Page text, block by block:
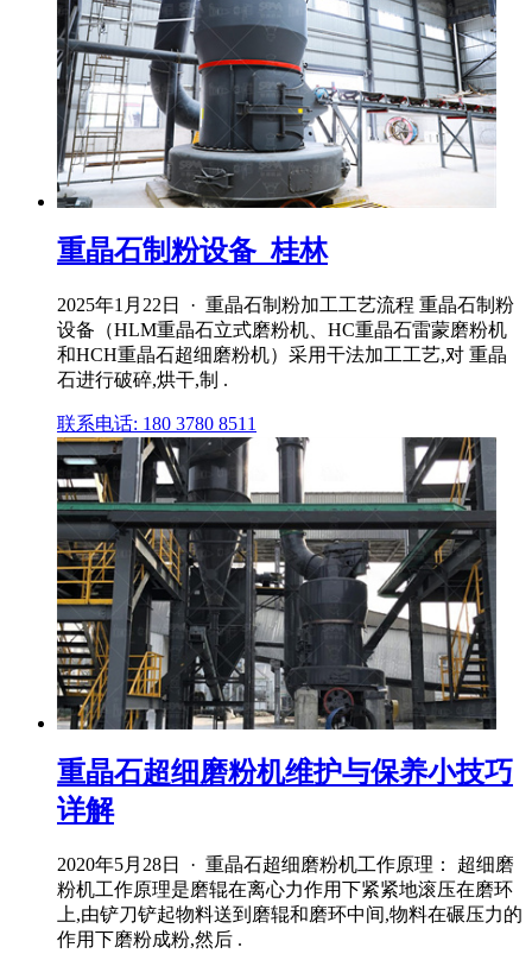
重晶石制粉设备_桂林
2025年1月22日 · 重晶石制粉加工工艺流程 重晶石制粉
设备（HLM重晶石立式磨粉机、HC重晶石雷蒙磨粉机
和HCH重晶石超细磨粉机）采用干法加工工艺,对 重晶
石进行破碎,烘干,制 .
联系电话: 180 3780 8511
重晶石超细磨粉机维护与保养小技巧
详解
2020年5月28日 · 重晶石超细磨粉机工作原理： 超细磨
粉机工作原理是磨辊在离心力作用下紧紧地滚压在磨环
上,由铲刀铲起物料送到磨辊和磨环中间,物料在碾压力的
作用下磨粉成粉,然后 .